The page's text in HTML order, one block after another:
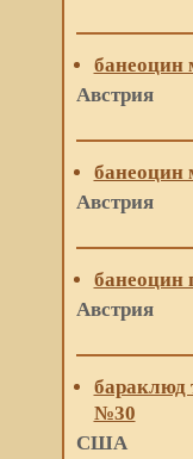
банеоцин
Австрия
банеоцин
Австрия
банеоцин
Австрия
бараклюд
№30
США